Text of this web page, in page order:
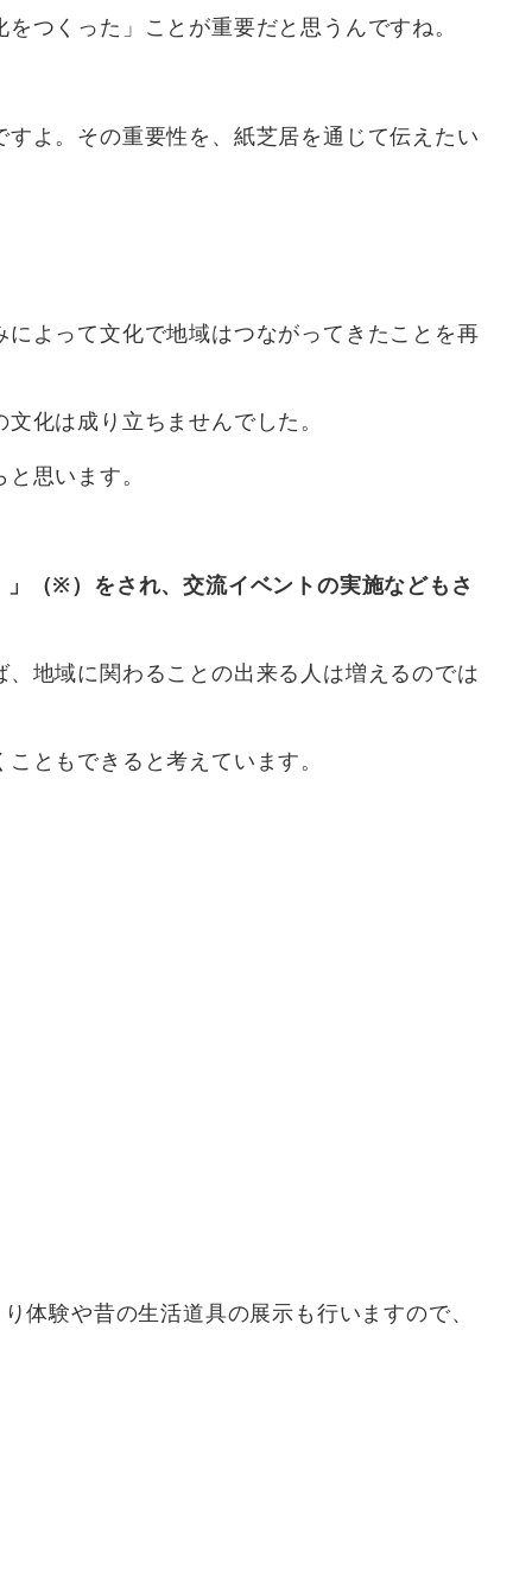
つくった」ことが重要だと思うんですね。
よ。その重要性を、紙芝居を通じて伝えたい
よって文化で地域はつながってきたことを再
化は成り立ちませんでした。
思います。
」（※）をされ、交流イベントの実施などもさ
地域に関わることの出来る人は増えるのでは
ともできると考えています。
体験や昔の生活道具の展示も行いますので、